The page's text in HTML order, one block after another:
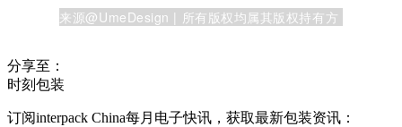
来源@UmeDesign | 所有版权均属其版权持有方
分享至：
时刻包装
订阅interpack China每月电子快讯，获取最新包装资讯：